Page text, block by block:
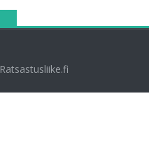
Ratsastusliike.fi